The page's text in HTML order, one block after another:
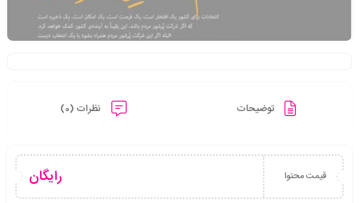
توضیحات نظرات (0)
قیمت محتوا رایگان